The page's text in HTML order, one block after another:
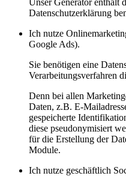
Datenschutzerklärung
Ich nutze
Google Ads).
Sie benötigen eine
Verarbeitungsverfahren
Denn bei allen
Daten, z.B. E-
gespeicherte
diese pseudonymisiert
für die Erstellung der
Module.
Ich nutze geschäftlich